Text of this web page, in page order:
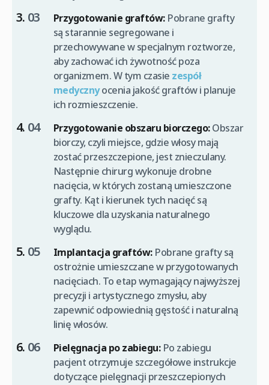
Przygotowanie graftów:Pobrane grafty
są starannie segregowane i
przechowywane w specjalnym roztworze,
aby zachować ich żywotność poza
organizmem. W tym czasie zespół
medycznyocenia jakość graftów i planuje
ich rozmieszczenie.
Przygotowanie obszaru biorczego:Obszar
biorczy, czyli miejsce, gdzie włosy mają
zostać przeszczepione, jest znieczulany.
Następnie chirurg wykonuje drobne
nacięcia, w których zostaną umieszczone
grafty. Kąt i kierunek tych nacięć są
kluczowe dla uzyskania naturalnego
wyglądu.
Implantacja graftów:Pobrane grafty są
ostrożnie umieszczane w przygotowanych
nacięciach. To etap wymagający najwyższej
precyzji i artystycznego zmysłu, aby
zapewnić odpowiednią gęstość i naturalną
linię włosów.
Pielęgnacja po zabiegu:Po zabiegu
pacjent otrzymuje szczegółowe instrukcje
dotyczące pielęgnacji przeszczepionych